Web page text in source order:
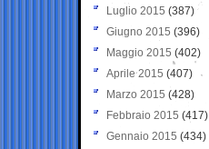
Luglio 2015 (387)
Giugno 2015 (396)
Maggio 2015 (402)
Aprile 2015 (407)
Marzo 2015 (428)
Febbraio 2015 (417)
Gennaio 2015 (434)